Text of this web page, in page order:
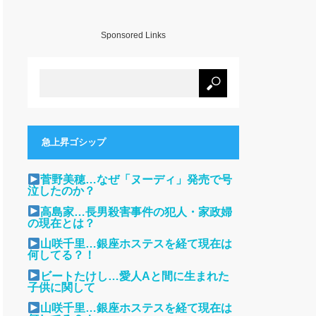
Sponsored Links
急上昇ゴシップ
菅野美穂…なぜ「ヌーディ」発売で号
泣したのか？
高島家…長男殺害事件の犯人・家政婦
の現在とは？
山咲千里…銀座ホステスを経て現在は
何してる？！
ビートたけし…愛人Aと間に生まれた
子供に関して
山咲千里…銀座ホステスを経て現在は